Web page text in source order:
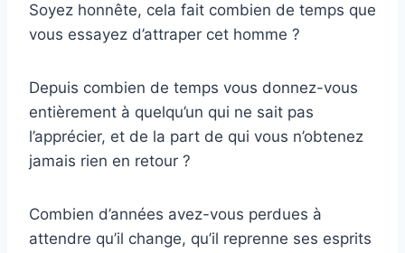
Soyez honnête, cela fait combien de temps que
vous essayez d’attraper cet homme ?
Depuis combien de temps vous donnez-vous
entièrement à quelqu’un qui ne sait pas
l’apprécier, et de la part de qui vous n’obtenez
jamais rien en retour ?
Combien d’années avez-vous perdues à
attendre qu’il change, qu’il reprenne ses esprits